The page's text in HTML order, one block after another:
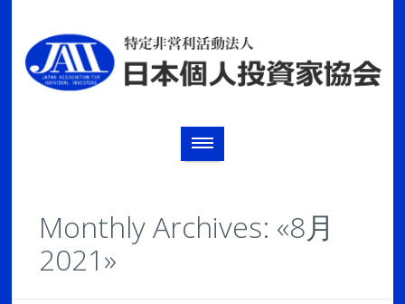
Monthly Archives: «8月
2021»